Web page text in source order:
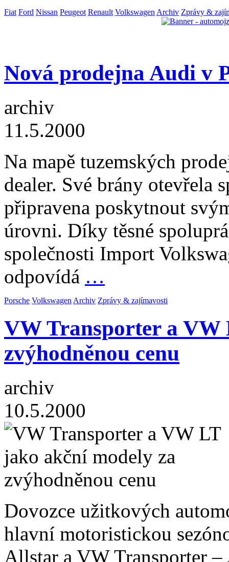
Fiat Ford Nissan Peugeot Renault Volkswagen Archiv Zprávy &
Nová prodejna Audi v
archiv
11.5.2000
Na mapě tuzemských
dealer. Své brány otevřela
připravena poskytnout
úrovni. Díky těsné
společnosti Import
odpovídá …
Porsche Volkswagen Archiv Zprávy & zajímavosti
VW Transporter a VW
zvýhodněnou cenu
archiv
10.5.2000
Dovozce užitkových
hlavní motoristickou
Allstar a VW Transporter